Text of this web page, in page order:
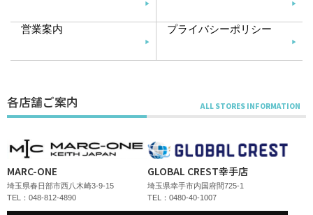
営業案内 プライバシーポリシー
各店舗ご案内
MARC-ONE
埼玉県春日部市西八木崎3-9-15
TEL：048-812-4890
GLOBAL CREST幸手店
埼玉県幸手市内国府間725-1
TEL：0480-40-1007